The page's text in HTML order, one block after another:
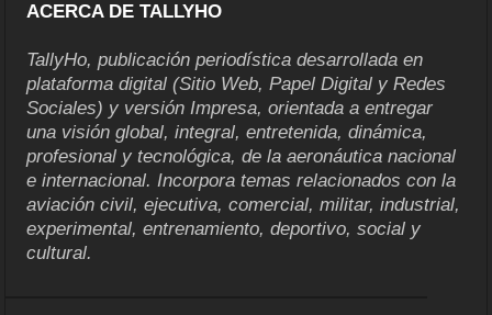
ACERCA DE TALLYHO
TallyHo, publicación periodística desarrollada en
plataforma digital (Sitio Web, Papel Digital y Redes
Sociales) y versión Impresa, orientada a entregar
una visión global, integral, entretenida, dinámica,
profesional y tecnológica, de la aeronáutica nacional
e internacional. Incorpora temas relacionados con la
aviación civil, ejecutiva, comercial, militar, industrial,
experimental, entrenamiento, deportivo, social y
cultural.